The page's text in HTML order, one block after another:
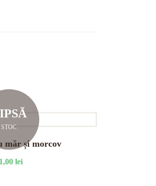
STOC
măr și morcov
lei